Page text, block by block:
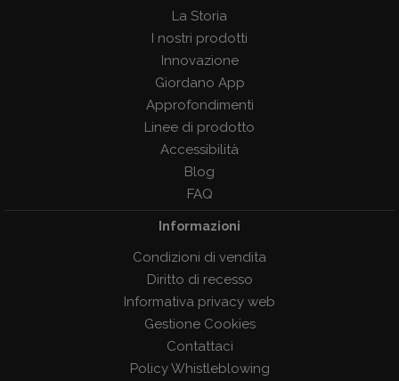
La Storia
I nostri prodotti
Innovazione
Giordano App
Approfondimenti
Linee di prodotto
Accessibilità
Blog
FAQ
Informazioni
Condizioni di vendita
Diritto di recesso
Informativa privacy web
Gestione Cookies
Contattaci
Policy Whistleblowing